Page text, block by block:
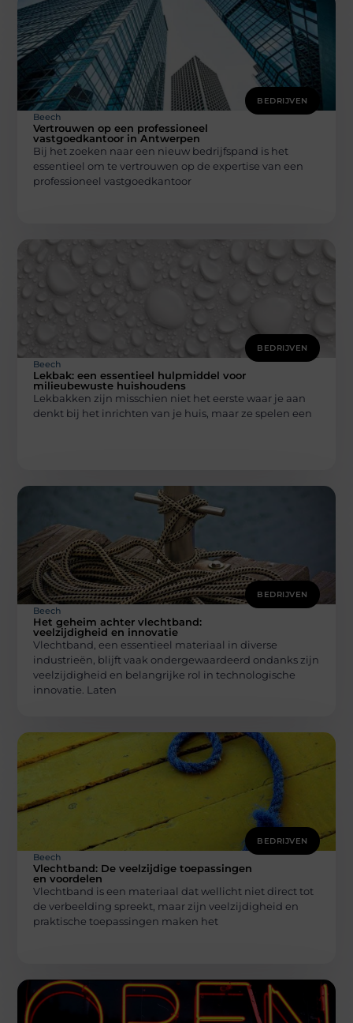
BEDRIJVEN
Beech
Vertrouwen op een professioneel
vastgoedkantoor in Antwerpen
Bij het zoeken naar een nieuw bedrijfspand is het
essentieel om te vertrouwen op de expertise van een
professioneel vastgoedkantoor
BEDRIJVEN
Beech
Lekbak: een essentieel hulpmiddel voor
milieubewuste huishoudens
Lekbakken zijn misschien niet het eerste waar je aan
denkt bij het inrichten van je huis, maar ze spelen een
BEDRIJVEN
Beech
Het geheim achter vlechtband:
veelzijdigheid en innovatie
Vlechtband, een essentieel materiaal in diverse
industrieën, blijft vaak ondergewaardeerd ondanks zijn
veelzijdigheid en belangrijke rol in technologische
innovatie. Laten
BEDRIJVEN
Beech
Vlechtband: De veelzijdige toepassingen
en voordelen
Vlechtband is een materiaal dat wellicht niet direct tot
de verbeelding spreekt, maar zijn veelzijdigheid en
praktische toepassingen maken het